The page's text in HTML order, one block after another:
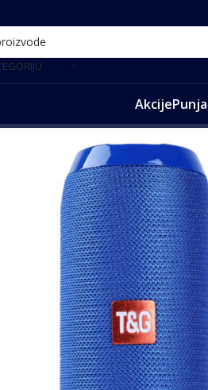
Akcije
/Bluetooth zvučnici/Bluetooth